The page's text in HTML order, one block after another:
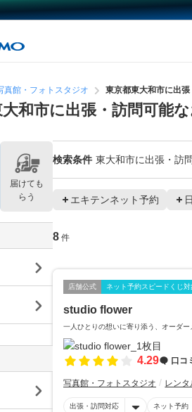
真館・フォトスタジオ 東京都東大和市に出
大和市に出張・訪問可能
検索条件 東大和市に出張・訪
エキテンネット予約
8 件
店舗公式 ネット予約スピードくじ対
studio flower
一人ひとりの想いに寄り添う、オーダー
4.29 口コ
写真館・フォトスタジオ レン
出張・訪問対応 ネット予約
届けても
らう